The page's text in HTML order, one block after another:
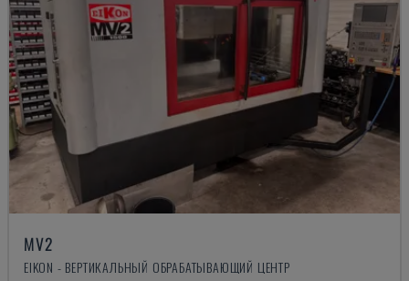
MV2
EIKON - ВЕРТИКАЛЬНЫЙ ОБРАБАТЫВАЮЩИЙ ЦЕНТР